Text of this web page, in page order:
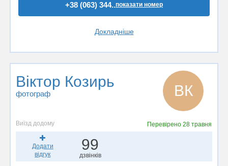
+38 (063) 344..показати номер
Докладніше
Віктор Козирь
фотограф ВК
Виїзд додому Перевірено28 травня
Додати
відгук
99
дзвінків